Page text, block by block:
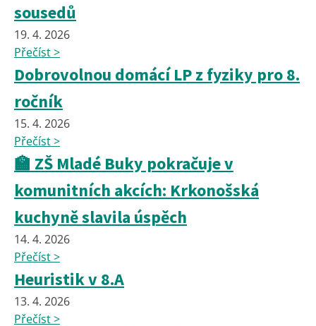
sousedů
19. 4. 2026
Přečíst >
Dobrovolnou domácí LP z fyziky pro 8.
ročník
15. 4. 2026
Přečíst >
🏫 ZŠ Mladé Buky pokračuje v
komunitních akcích: Krkonošská
kuchyně slavila úspěch
14. 4. 2026
Přečíst >
Heuristik v 8.A
13. 4. 2026
Přečíst >